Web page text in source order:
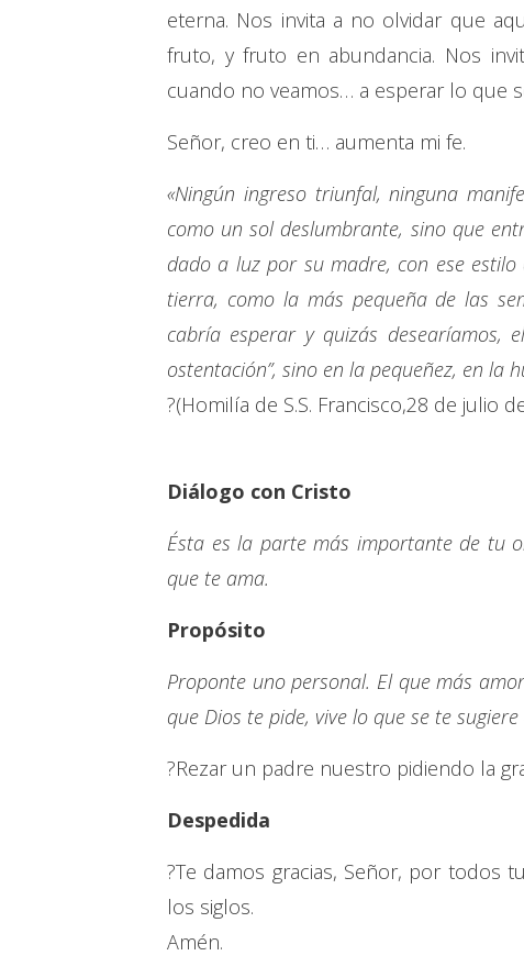
eterna. Nos invita a no olvidar que
fruto, y fruto en abundancia. Nos
cuando no veamos… a esperar lo que
Señor, creo en ti… aumenta mi fe.
«Ningún ingreso triunfal, ninguna
como un sol deslumbrante, sino que
dado a luz por su madre, con ese
tierra, como la más pequeña de las
cabría esperar y quizás desearíamos,
ostentación”, sino en la pequeñez, en la
?(Homilía de S.S. Francisco,28 de julio
Diálogo con Cristo
Ésta es la parte más importante de tu
que te ama.
Propósito
Proponte uno personal. El que más
que Dios te pide, vive lo que se te
?Rezar un padre nuestro pidiendo la
Despedida
?Te damos gracias, Señor, por todos
los siglos.
Amén.